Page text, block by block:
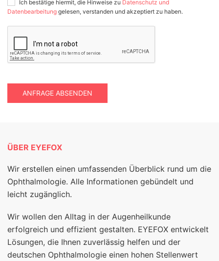
Ich bestätige hiermit, die Hinweise zu Datenschutz und
Datenbearbeitung gelesen, verstanden und akzeptiert zu haben.
ANFRAGE ABSENDEN
ÜBER EYEFOX
Wir erstellen einen umfassenden Überblick rund um die
Ophthalmologie. Alle Informationen gebündelt und
leicht zugänglich.
Wir wollen den Alltag in der Augenheilkunde
erfolgreich und effizient gestalten. EYEFOX entwickelt
Lösungen, die Ihnen zuverlässig helfen und der
deutschen Ophthalmologie einen hohen Stellenwert